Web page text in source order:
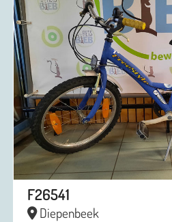
F26541
Diepenbeek